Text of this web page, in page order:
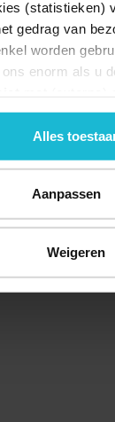
(statistieken)
gedrag van
worden
enorm als u
doelstelling. U
beheren
Alles
Aanpassen
Weigeren
Stichting Forten